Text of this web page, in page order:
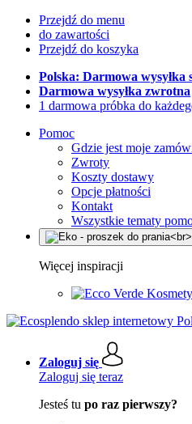
Przejdź do menu
do zawartości
Przejdź do koszyka
Polska: Darmowa wysyłka
Darmowa wysyłka zwrotna
1 darmowa próbka do
Pomoc
Gdzie jest moje
Zwroty
Koszty dostawy
Opcje płatności
Kontakt
Wszystkie tematy
Więcej inspiracji
Zaloguj się
Zaloguj się teraz
Jesteś tu po raz pierwszy?